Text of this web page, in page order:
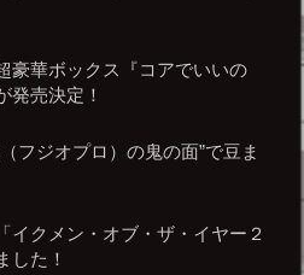
豪華ボックス『コアでいいの
発売決定！
フジオプロ）の鬼の面”で豆ま
イクメン・オブ・ザ・イヤー２
した！